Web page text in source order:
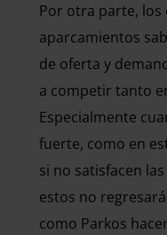
Por otra parte, los
aparcamientos
de oferta y
a competir tanto
Especialmente
fuerte, como en
si no satisfacen
estos no
como Parkos